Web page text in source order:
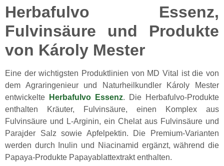
Herbafulvo Essenz,
Fulvinsäure und Produkte
von Károly Mester
Eine der wichtigsten Produktlinien von MD Vital ist die von
dem Agraringenieur und Naturheilkundler Károly Mester
entwickelte
Herbafulvo Essenz. Die Herbafulvo-Produkte
enthalten Kräuter, Fulvinsäure, einen Komplex aus
Fulvinsäure und L-Arginin, ein Chelat aus Fulvinsäure und
Parajder Salz sowie Apfelpektin. Die Premium-Varianten
werden durch Inulin und Niacinamid ergänzt, während die
Papaya-Produkte Papayablattextrakt enthalten.